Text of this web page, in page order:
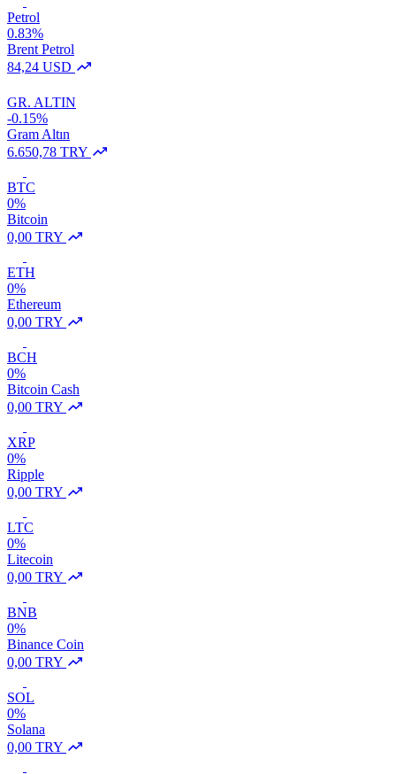
Petrol
0.83%
Brent Petrol
84,24 USD
GR. ALTIN
-0.15%
Gram Altın
6.650,78 TRY
BTC
0%
Bitcoin
0,00 TRY
ETH
0%
Ethereum
0,00 TRY
BCH
0%
Bitcoin Cash
0,00 TRY
XRP
0%
Ripple
0,00 TRY
LTC
0%
Litecoin
0,00 TRY
BNB
0%
Binance Coin
0,00 TRY
SOL
0%
Solana
0,00 TRY